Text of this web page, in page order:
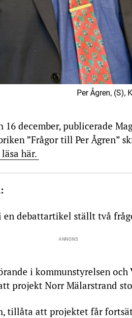
Per Ågren, (S),
16 december, publicerade
”Frågor till Per Ågren”
här.
en debattartikel ställt två
i kommunstyrelsen och
projekt Norr Mälarstrand
tillåta att projektet får